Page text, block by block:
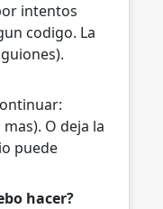
intentos
codigo. La
O deja la
puede
hacer?